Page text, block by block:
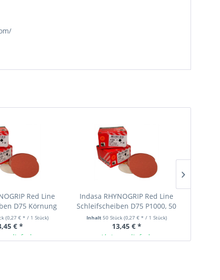
Red Line
D75 Körnung
50 Stk.
(0,27 € * / 1 Stück)
€ *
lieferbar
Indasa RHYNOGRIP Red Line
Schleifscheiben D75 P1000, 50
Stk.
Inhalt 50 Stück (0,27 € * / 1 Stück)
13,45 € *
Ab Lager lieferbar